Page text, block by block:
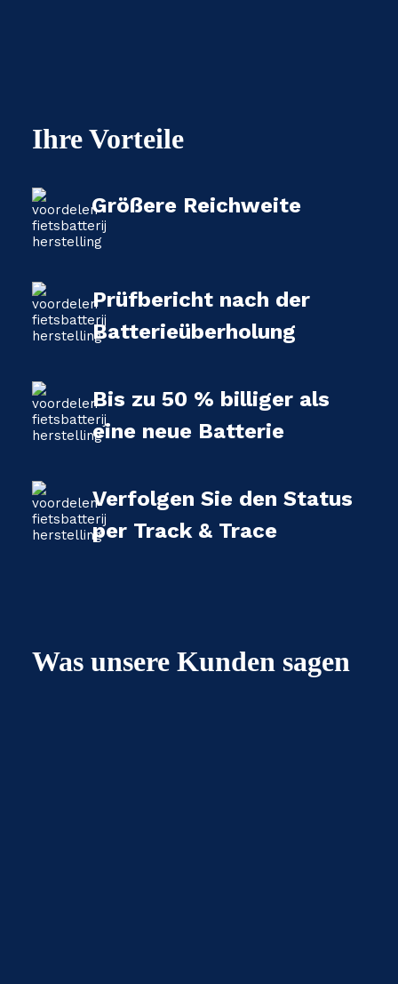
Ihre Vorteile
Größere Reichweite
Prüfbericht nach der
Batterieüberholung
Bis zu 50 % billiger als
eine neue Batterie
Verfolgen Sie den Status
per Track & Trace
Was unsere Kunden sagen